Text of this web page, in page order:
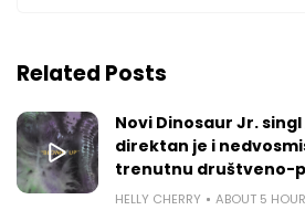
Related Posts
Novi Dinosaur Jr. singl
direktan je i
trenutnu društveno-
HELLY CHERRY ABOUT 5